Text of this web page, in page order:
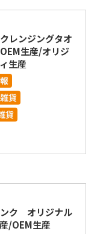
レンジングタオ
生産/オリジ
生産
貨
貨
ンク オリジナル
/OEM生産